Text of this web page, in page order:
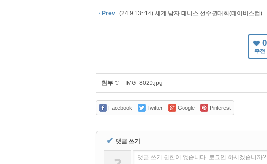
Prev (24.9.13~14) 세계 남자 테니스 선수권대회(데이비스컵)
0
추천
첨부 '1' IMG_8020.jpg
Facebook Twitter Google Pinterest
✔ 댓글 쓰기
댓글 쓰기 권한이 없습니다. 로그인 하시겠습니까?